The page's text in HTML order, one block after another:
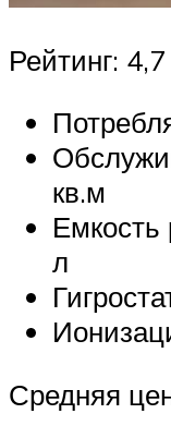
Рейтинг: 4,7
кв.м
Емкость
л
Средняя